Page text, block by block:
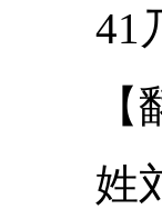
41
【翻
姓刘